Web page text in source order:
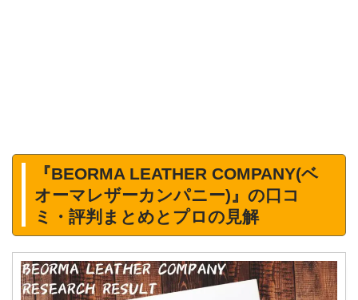
『BEORMA LEATHER COMPANY(ベ
オーマレザーカンパニー)』の口コ
ミ・評判まとめとプロの見解